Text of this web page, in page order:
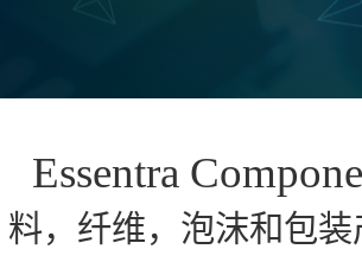
Essentra
料，纤维，泡沫和包